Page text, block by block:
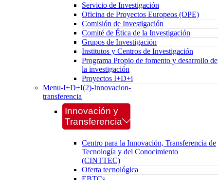
Servicio de Investigación
Oficina de Proyectos Europeos (OPE)
Comisión de Investigación
Comité de Ética de la Investigación
Grupos de Investigación
Institutos y Centros de Investigación
Programa Propio de fomento y desarrollo de
la investigación
Proyectos I+D+i
Menu-I+D+I(2)-Innovacion-
transferencia
Innovación y
Transferencia
Centro para la Innovación, Transferencia de
Tecnología y del Conocimiento
(CINTTEC)
Oferta tecnológica